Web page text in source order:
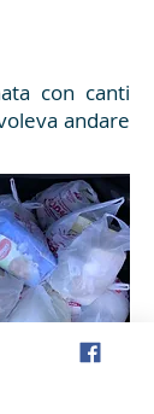
con canti
andare